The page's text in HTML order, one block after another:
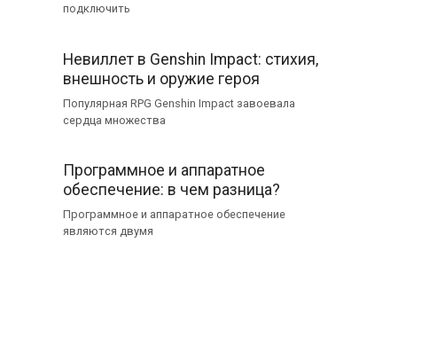
подключить
Невиллет в Genshin Impact: стихия,
внешность и оружие героя
Популярная RPG Genshin Impact завоевала
сердца множества
Программное и аппаратное
обеспечение: в чем разница?
Программное и аппаратное обеспечение
являются двумя